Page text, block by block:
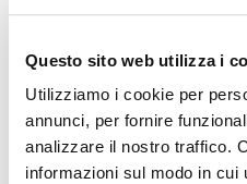
Questo sito web utilizza i
Utilizziamo i cookie per
annunci, per fornire
analizzare il nostro traffico.
informazioni sul modo in